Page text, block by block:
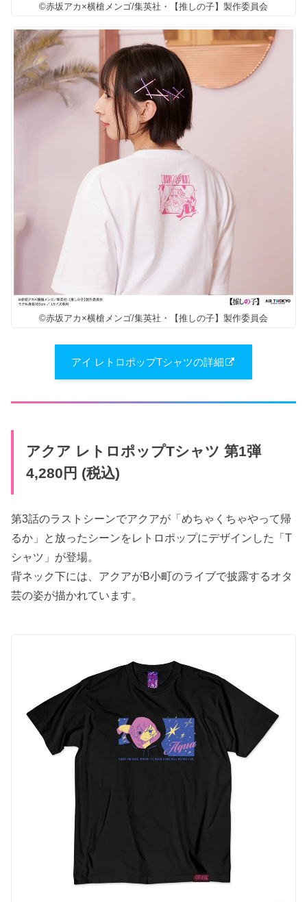
©赤坂アカ×横槍メンゴ/集英社・【推しの子】製作委員会
©赤坂アカ×横槍メンゴ/集英社・【推しの子】製作委員会
アイ レトロポップTシャツの詳細
アクア レトロポップTシャツ 第1弾
4,280円 (税込)
第3話のラストシーンでアクアが「めちゃくちゃやって帰
るか」と放ったシーンをレトロポップにデザインした「T
シャツ」が登場。
背ネック下には、アクアがB小町のライブで披露するオタ
芸の姿が描かれています。